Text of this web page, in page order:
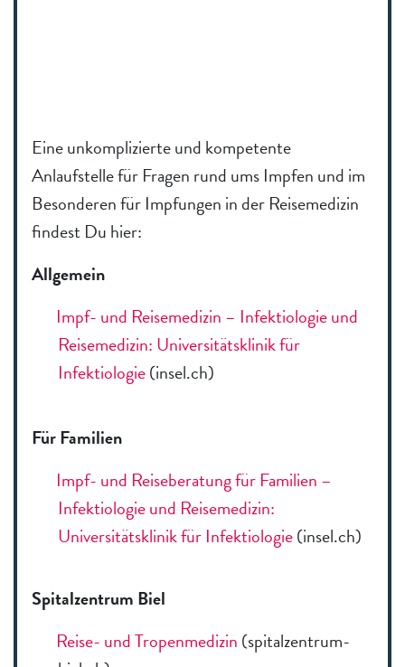
Eine unkomplizierte und kompetente
Anlaufstelle für Fragen rund ums Impfen und im
Besonderen für Impfungen in der Reisemedizin
findest Du hier:
Allgemein
Impf- und Reisemedizin – Infektiologie und
Reisemedizin: Universitätsklinik für
Infektiologie(insel.ch)
Für Familien
Impf- und Reiseberatung für Familien –
Infektiologie und Reisemedizin:
Universitätsklinik für Infektiologie(insel.ch)
Spitalzentrum Biel
Rei­se- und Tro­pen­me­di­zin (spitalzentrum-